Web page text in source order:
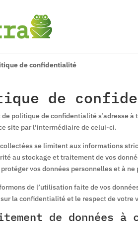
de confidentialité
de
de politique de confidentialité s’adresse
site par l’intermédiaire de celui-ci.
se limitent aux informations
au stockage et traitement de vos
vos données personnelles et à
de l’utilisation faite de vos
la confidentialité et le respect de votre
de données à